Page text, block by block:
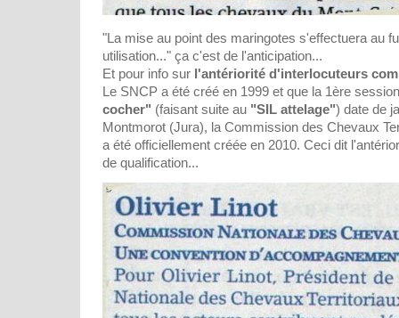
"La mise au point des maringotes s'effectuera au
utilisation..." ça c'est de l'anticipation...
Et pour info sur l'antériorité d'interlocuteurs
Le SNCP a été créé en 1999 et que la 1ère
cocher" (faisant suite au "SIL attelage") date de
Montmorot (Jura), la Commission des Chevaux
a été officiellement créée en 2010. Ceci dit
de qualification...